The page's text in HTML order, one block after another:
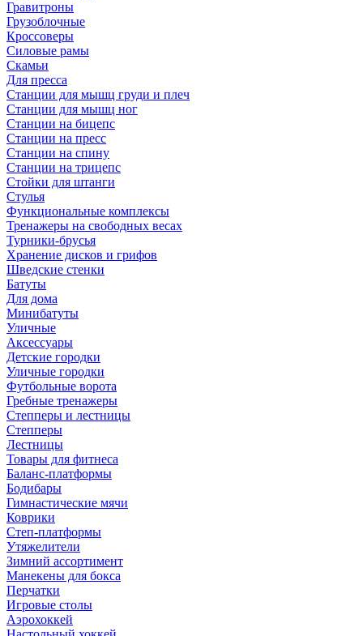
Гравитроны
Грузоблочные
Кроссоверы
Силовые рамы
Скамьи
Для пресса
Станции для мышц груди и плеч
Станции для мышц ног
Станции на бицепс
Станции на пресс
Станции на спину
Станции на трицепс
Стойки для штанги
Стулья
Функциональные комплексы
Тренажеры на свободных весах
Турники-брусья
Хранение дисков и грифов
Шведские стенки
Батуты
Для дома
Минибатуты
Уличные
Аксессуары
Детские городки
Уличные городки
Футбольные ворота
Гребные тренажеры
Степперы и лестницы
Степперы
Лестницы
Товары для фитнеса
Баланс-платформы
Бодибары
Гимнастические мячи
Коврики
Степ-платформы
Утяжелители
Зимний ассортимент
Манекены для бокса
Перчатки
Игровые столы
Аэрохоккей